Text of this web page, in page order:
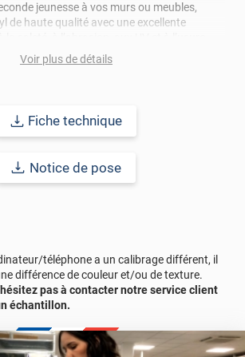
jeunesse à vos murs ou meubles,
de haute qualité avec une excellente
cet adhésif masque également les petites
A+ au test C.O.V et C-s2,d0 au feu, ce
en pose intérieur (anti craquèlement,
compte de la qualité et de son rendu
conseillons de faire une demande
Voir plus de détails
Fiche technique
Notice de pose
téléphone a un calibrage différent, il
différence de couleur et/ou de texture.
pas à contacter notre service client
échantillon.